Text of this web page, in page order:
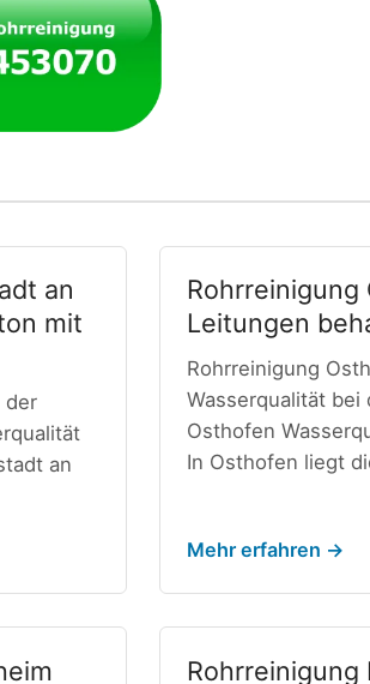
an
mit
der
an
Rohrreinigung
Leitungen
Rohrreinigung
Wasserqualität bei
Osthofen
In Osthofen liegt
Mehr erfahren →
Rohrreinigung